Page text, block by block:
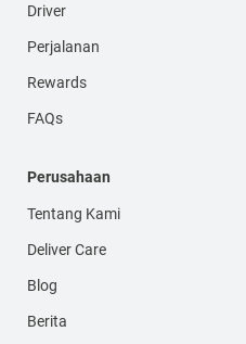
Driver
Perjalanan
Rewards
FAQs
Perusahaan
Tentang Kami
Deliver Care
Blog
Berita